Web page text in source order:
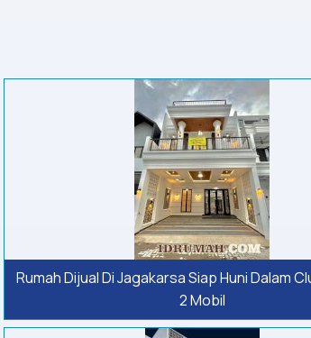
Rumah Dijual Di Jagakarsa Siap Huni Dalam
2 Mobil